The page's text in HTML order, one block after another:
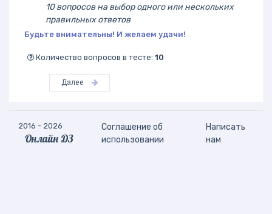
10 вопросов на выбор одного или нескольких
правильных ответов
Будьте внимательны! И желаем удачи!
Количество вопросов в тесте: 10
Далее
2016 - 2026
Онлайн ДЗ
Соглашение об
использовании
Написать
нам